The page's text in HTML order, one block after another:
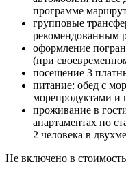
программе
групповые
рекомендованным
оформление
(при
посещение 3
питание: обед с
морепродуктами
проживание в
апартаментах по
2 человека в
Не включено в стоимость